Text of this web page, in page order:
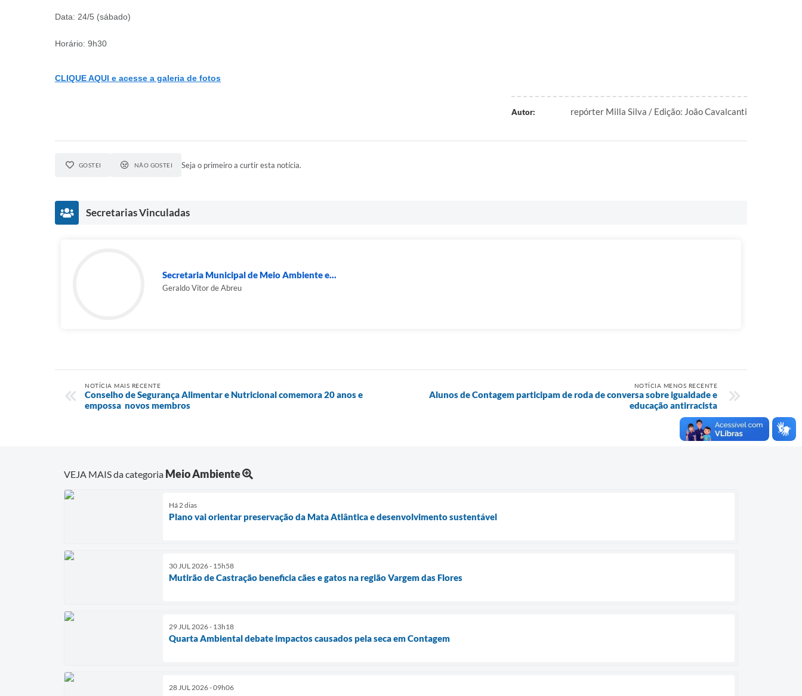
Data: 24/5 (sábado)
Horário: 9h30
CLIQUE AQUI e acesse a galeria de fotos
Autor: repórter Milla Silva / Edição: João Cavalcanti
GOSTEI NÃO GOSTEI Seja o primeiro a curtir esta notícia.
Secretarias Vinculadas
Secretaria Municipal de Meio Ambiente e...
Geraldo Vitor de Abreu
NOTÍCIA MAIS RECENTE
Conselho de Segurança Alimentar e Nutricional comemora 20 anos e
empossa novos membros
NOTÍCIA MENOS RECENTE
Alunos de Contagem participam de roda de conversa sobre igualdade e
educação antirracista
VEJA MAIS da categoria Meio Ambiente
Há 2 dias
Plano vai orientar preservação da Mata Atlântica e desenvolvimento sustentável
30 JUL 2026 - 15h58
Mutirão de Castração beneficia cães e gatos na região Vargem das Flores
29 JUL 2026 - 13h18
Quarta Ambiental debate impactos causados pela seca em Contagem
28 JUL 2026 - 09h06